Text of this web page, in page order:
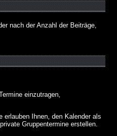
nach der Anzahl der Beiträge,
einzutragen,
erlauben Ihnen, den Kalender als
Gruppentermine erstellen.